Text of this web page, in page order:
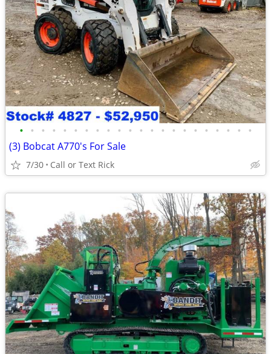
• • • • • • • • • • • • • • • • • • • • • •
(3) Bobcat A770's For Sale
7/30 Call or Text Rick